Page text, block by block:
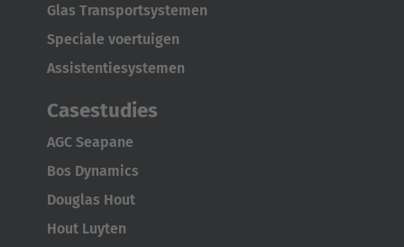
Glas Transportsystemen
Speciale voertuigen
Assistentiesystemen
Casestudies
AGC Seapane
Bos Dynamics
Douglas Hout
Hout Luyten